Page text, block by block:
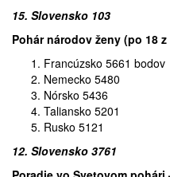
15. Slovensko 103
Pohár národov ženy (po 18
Francúzsko 5661 bodov
Nemecko 5480
Nórsko 5436
Taliansko 5201
Rusko 5121
12. Slovensko 3761